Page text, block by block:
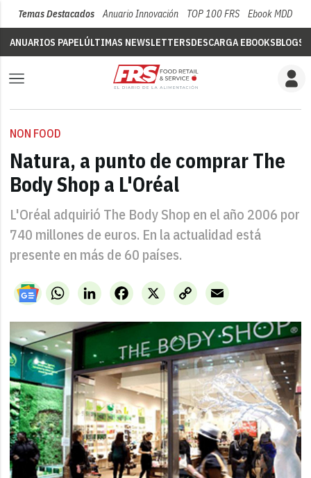
Temas Destacados Anuario Innovación TOP 100 FRS Ebook MDD
ANUARIOS PAPELÚLTIMAS NEWSLETTERSDESCARGA EBOOKSBLOGS
NON FOOD
Natura, a punto de comprar The
Body Shop a L'Oréal
L'Oréal adquirió The Body Shop en el año 2006 por
740 millones de euros. En la actualidad está
presente en más de 60 países.
WhatsAppLinkedIn X
Facebook
Copy
Link
Email